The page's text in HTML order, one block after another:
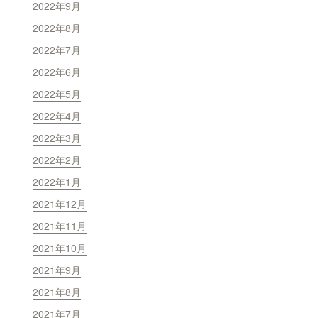
2022年9月
2022年8月
2022年7月
2022年6月
2022年5月
2022年4月
2022年3月
2022年2月
2022年1月
2021年12月
2021年11月
2021年10月
2021年9月
2021年8月
2021年7月